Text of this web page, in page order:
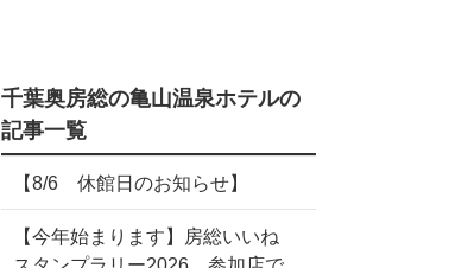
千葉奥房総の亀山温泉ホテルの
記事一覧
【8/6 休館日のお知らせ】
【今年始まります】房総いいね